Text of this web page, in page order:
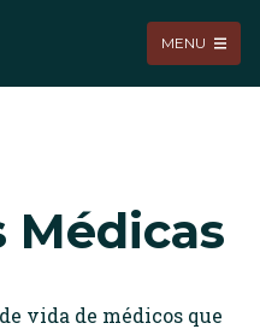
MENU
Médicas
vida de médicos que